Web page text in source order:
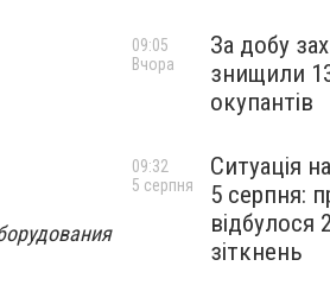
За добу
знищили
окупантів
09:05
Вчора
Ситуація
5 серпня:
відбулося
зіткнень
09:32
5 серпня